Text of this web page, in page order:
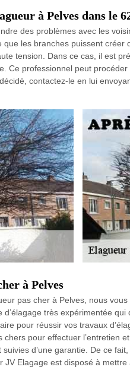
à Pelves dans le
des problèmes avec les
les branches puissent créer
tension. Dans ce cas, il est
Ce professionnel peut
contactez-le en lui
à Pelves
pas cher à Pelves, nous
très expérimentée
pour réussir vos travaux
pour effectuer l’entretien
d’une garantie. De ce
JV Elagage est disposé à